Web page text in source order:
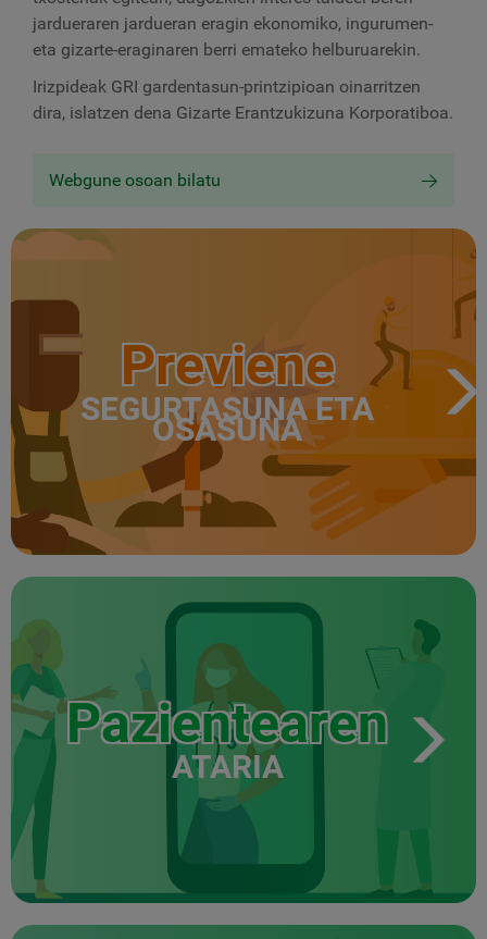
jardueraren jardueran eragin ekonomiko, ingurumen-
eta gizarte-eraginaren berri emateko helburuarekin.
Irizpideak GRI gardentasun-printzipioan oinarritzen
dira, islatzen dena Gizarte Erantzukizuna Korporatiboa.
Webgune osoan bilatu
Previene
SEGURTASUNA ETA
OSASUNA
Pazientearen
ATARIA